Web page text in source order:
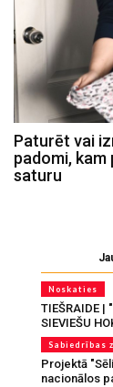
Paturēt vai
padomi,
saturu
Noskaties
TIEŠRAIDE |
SIEVIEŠU
Sabiedrības
Projektā
nacionālos